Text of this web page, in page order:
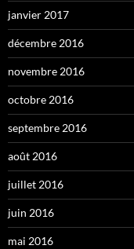
janvier 2017
décembre 2016
novembre 2016
octobre 2016
septembre 2016
août 2016
juillet 2016
juin 2016
mai 2016